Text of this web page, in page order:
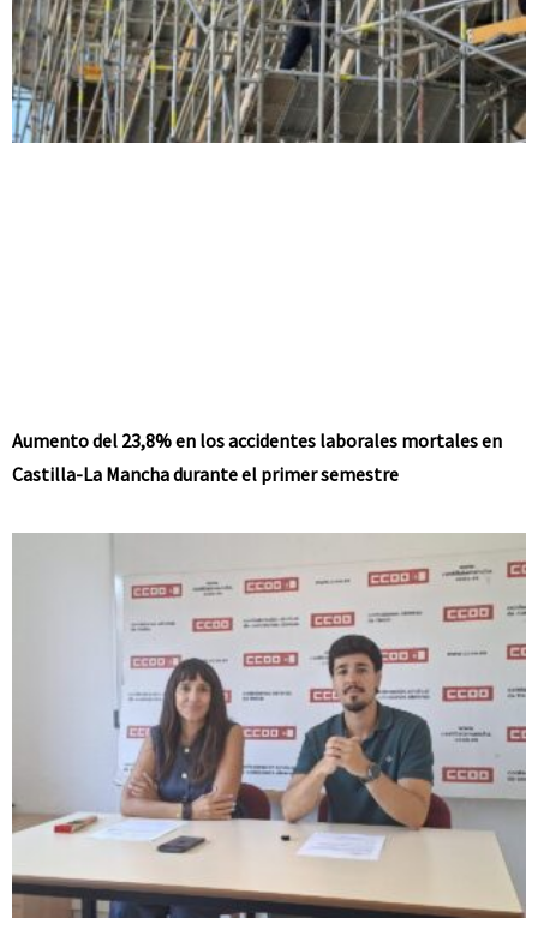
Aumento del 23,8% en los accidentes laborales mortales en
Castilla-La Mancha durante el primer semestre